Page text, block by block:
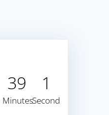
38
Minutes
59
Seconds